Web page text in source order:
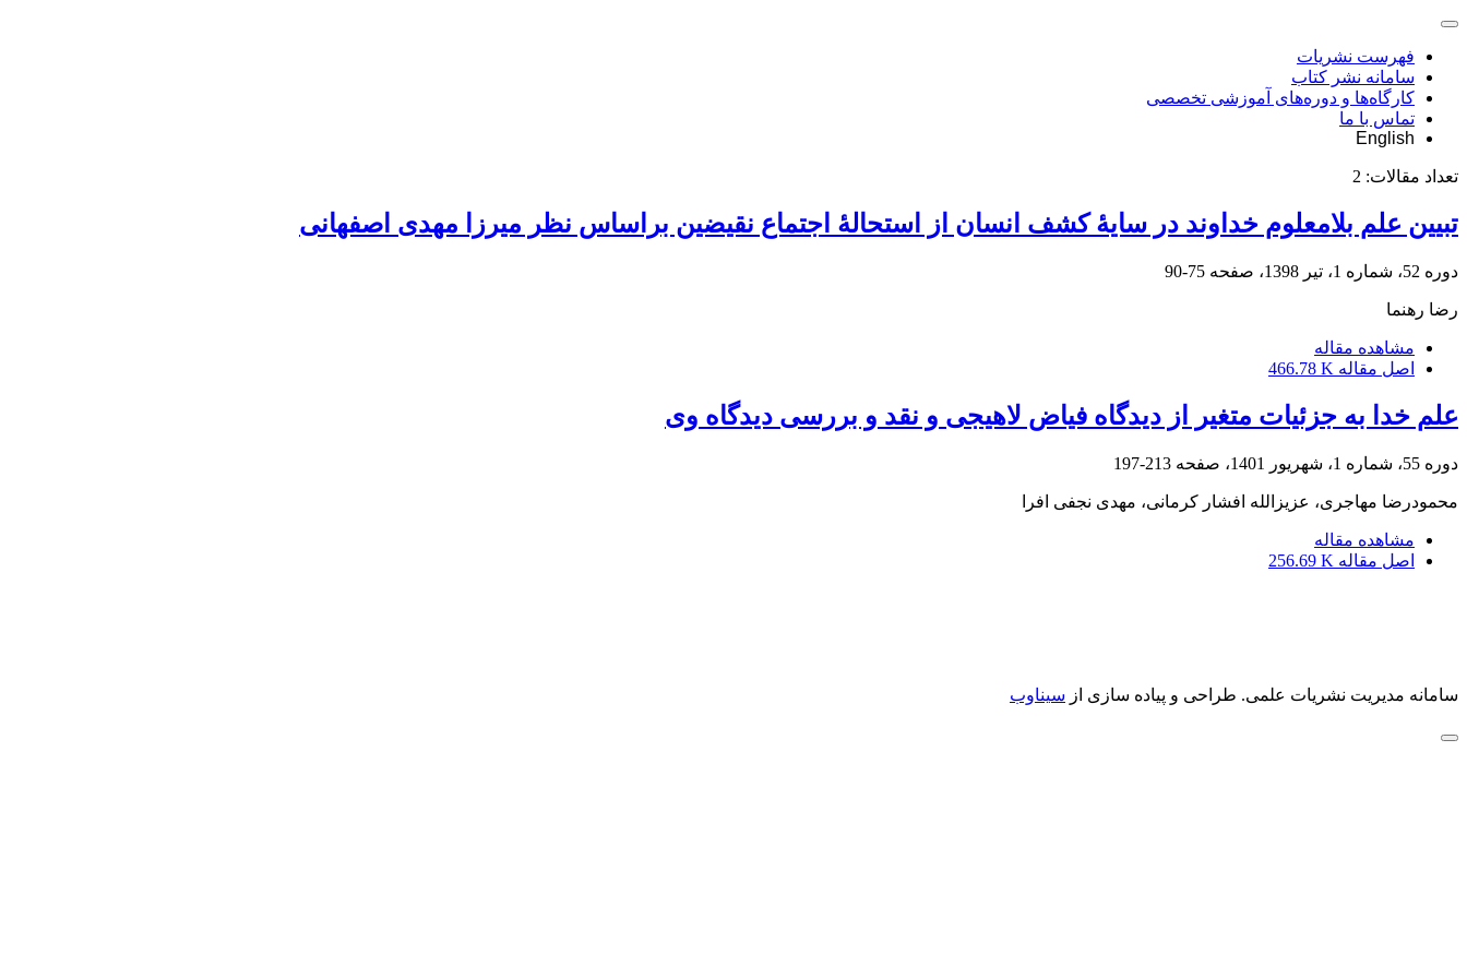
فهرست نشریات
سامانه نشر کتاب
کارگاه‌ها و دوره‌های آموزشی تخصصی
تماس با ما
English
تعداد مقالات: 2
تبیین علم بلامعلوم خداوند در سایۀ کشف انسان از استحالۀ اجتماع نقیضین براساس نظر میرزا مهدی اصفهانی
دوره 52، شماره 1، تیر 1398، صفحه 75-90
رضا رهنما
مشاهده مقاله
اصل مقاله 466.78 K
علم خدا به جزئیات متغیر از دیدگاه فیاض لاهیجی و نقد و بررسی دیدگاه وی
دوره 55، شماره 1، شهریور 1401، صفحه 213-197
محمودرضا مهاجری، عزیزالله افشار کرمانی، مهدی نجفی افرا
مشاهده مقاله
اصل مقاله 256.69 K
سامانه مدیریت نشریات علمی. طراحی و پیاده سازی از سیناوب